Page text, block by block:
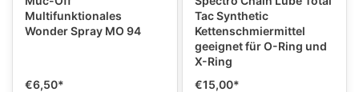
Multifunktionales
Wonder Spray MO 94
€6,50*
Tac Synthetic
Kettenschmiermittel
geeignet für O-Ring und
X-Ring
€15,00*